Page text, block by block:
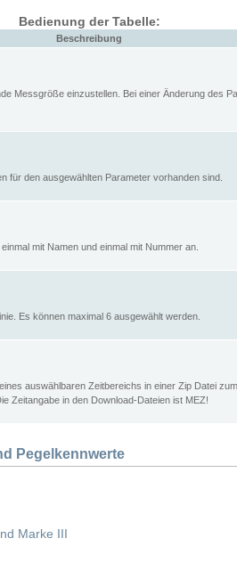
Bedienung der Tabelle:
Beschreibung
Messgröße einzustellen. Bei einer Änderung des
für den ausgewählten Parameter vorhanden sind.
mit Namen und einmal mit Nummer an.
Es können maximal 6 ausgewählt werden.
auswählbaren Zeitbereichs in einer Zip Datei
Zeitangabe in den Download-Dateien ist MEZ!
Pegelkennwerte
Marke III